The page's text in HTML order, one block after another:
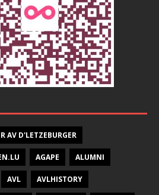
AV D'LETZEBURGER
AGAPE ALUMNI
AVL AVLHISTORY